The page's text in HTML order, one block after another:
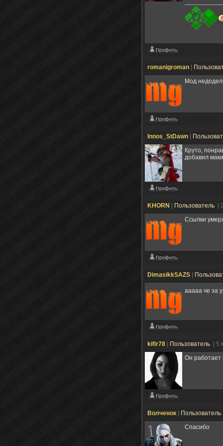
romanigroman
Мод
Innos_StDawn
Круто,
добавил
KHORN Пользователь
|
Ссылки
DimasikkSAZS
ааааа че за
kifir78 Пользователь
| 5
Он работает
Волченок Пользователь
Спасибо